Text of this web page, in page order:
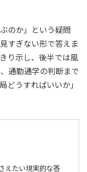
のか」という疑問
すぎない形で答えま
り示し、後半では風
通勤通学の判断まで
どうすればいいか」
えたい現実的な答